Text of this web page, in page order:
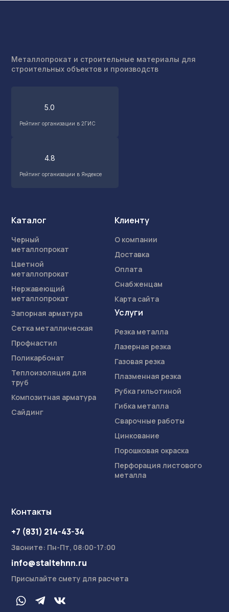
Металлопрокат и строительные материалы для
строительных объектов и производств
5.0
Рейтинг организации в 2ГИС
4.8
Рейтинг организации в Яндексе
Каталог
Черный
металлопрокат
Цветной
металлопрокат
Нержавеющий
металлопрокат
Запорная арматура
Сетка металлическая
Профнастил
Поликарбонат
Теплоизоляция для
труб
Композитная арматура
Сайдинг
Клиенту
О компании
Доставка
Оплата
Снабженцам
Карта сайта
Услуги
Резка металла
Лазерная резка
Газовая резка
Плазменная резка
Рубка гильотиной
Гибка металла
Сварочные работы
Цинкование
Порошковая окраска
Перфорация листового
металла
Контакты
+7 (831) 214-43-34
Звоните: Пн-Пт, 08:00-17:00
info@staltehnn.ru
Присылайте смету для расчета